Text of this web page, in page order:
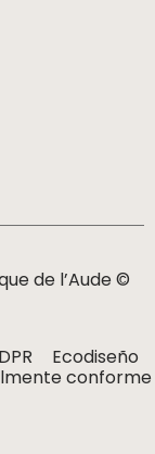
de l’Aude ©
Ecodiseño
conforme